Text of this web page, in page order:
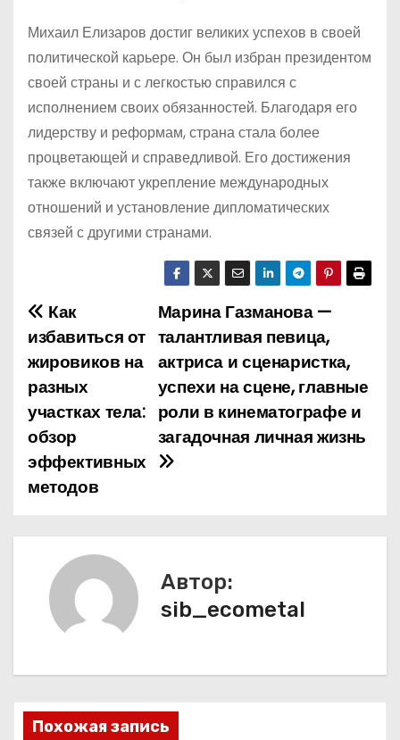
Михаил Елизаров достиг великих успехов в своей
политической карьере. Он был избран президентом
своей страны и с легкостью справился с
исполнением своих обязанностей. Благодаря его
лидерству и реформам, страна стала более
процветающей и справедливой. Его достижения
также включают укрепление международных
отношений и установление дипломатических
связей с другими странами.
Н
а
в
и
г
ц
з
Марина Газманова —
талантливая певица,
актриса и сценаристка,
успехи на сцене, главные
роли в кинематографе и
загадочная личная жизнь
Как
избавиться от
жировиков на
разных
участках тела:
обзор
эффективных
методов
Автор:
sib_ecometal
Похожая запись